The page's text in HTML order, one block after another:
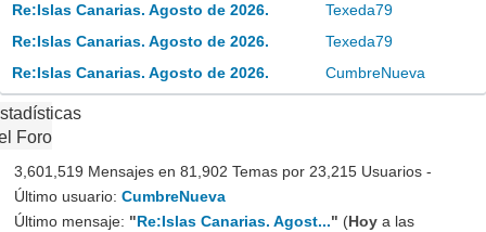
Re:Islas Canarias. Agosto de 2026.
Texeda79
Re:Islas Canarias. Agosto de 2026.
Texeda79
Re:Islas Canarias. Agosto de 2026.
CumbreNueva
Foro
3,601,519 Mensajes en 81,902 Temas por 23,215 Usuarios -
Último usuario: CumbreNueva
Último mensaje: "Re:Islas Canarias. Agost..." (Hoy a las